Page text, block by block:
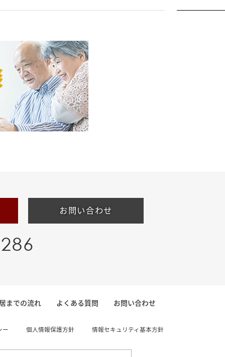
お問い合わせ
までの流れ よくある質問 お問い合わせ
ー 個人情報保護方針 情報セキュリティ基本方針